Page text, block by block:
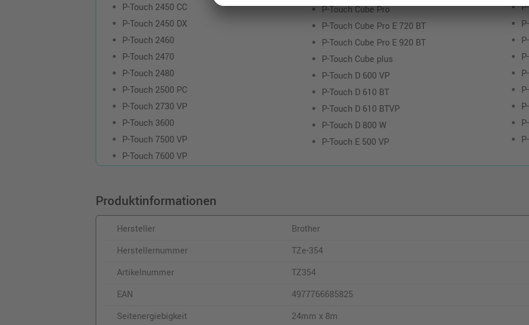
P-Touch 2450 CC
P-Touch 2450 DX
P-Touch 2460
P-Touch 2470
P-Touch 2480
P-Touch 2500 PC
P-Touch 2730 VP
P-Touch 3600
P-Touch 7500 VP
P-Touch 7600 VP
P-Touch Cube Pro
P-Touch Cube Pro E 720 BT
P-Touch Cube Pro E 920 BT
P-Touch Cube plus
P-Touch D 600 VP
P-Touch D 610 BT
P-Touch D 610 BTVP
P-Touch D 800 W
P-Touch E 500 VP
Produktinformationen
Hersteller
Brother
Herstellernummer
TZe-354
Artikelnummer
TZ354
EAN
4977766685825
Seitenergiebigkeit
24mm x 8m